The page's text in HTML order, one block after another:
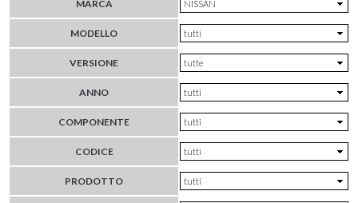
MARCA
MODELLO
VERSIONE
ANNO
COMPONENTE
CODICE
PRODOTTO